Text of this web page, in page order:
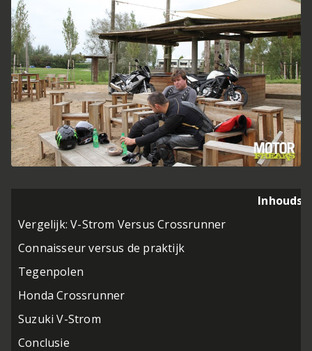
Vergelijk: V-Strom Versus Crossrunner
Connaisseur versus de praktijk
Tegenpolen
Honda Crossrunner
Suzuki V-Strom
Conclusie